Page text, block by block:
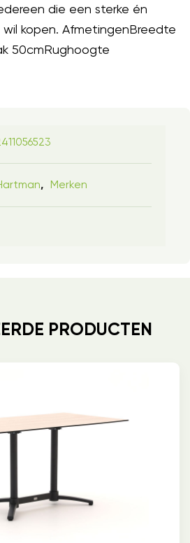
die een sterke én
kopen. AfmetingenBreedte
50cmRughoogte
, Merken
PRODUCTEN